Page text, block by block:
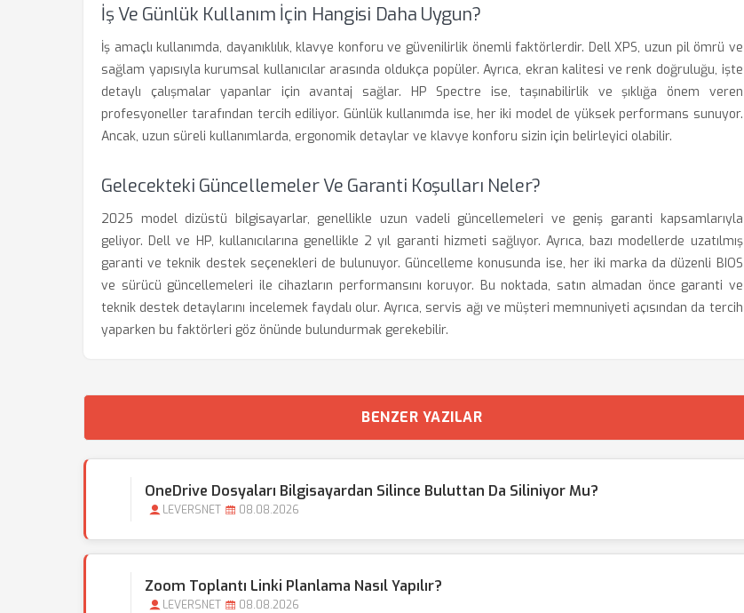
İş Ve Günlük Kullanım İçin Hangisi Daha Uygun?
İş amaçlı kullanımda, dayanıklılık, klavye konforu ve güvenilirlik önemli faktörlerdir. Dell XPS, uzun pil ömrü ve
sağlam yapısıyla kurumsal kullanıcılar arasında oldukça popüler. Ayrıca, ekran kalitesi ve renk doğruluğu, işte
detaylı çalışmalar yapanlar için avantaj sağlar. HP Spectre ise, taşınabilirlik ve şıklığa önem veren
profesyoneller tarafından tercih ediliyor. Günlük kullanımda ise, her iki model de yüksek performans sunuyor.
Ancak, uzun süreli kullanımlarda, ergonomik detaylar ve klavye konforu sizin için belirleyici olabilir.
Gelecekteki Güncellemeler Ve Garanti Koşulları Neler?
2025 model dizüstü bilgisayarlar, genellikle uzun vadeli güncellemeleri ve geniş garanti kapsamlarıyla
geliyor. Dell ve HP, kullanıcılarına genellikle 2 yıl garanti hizmeti sağlıyor. Ayrıca, bazı modellerde uzatılmış
garanti ve teknik destek seçenekleri de bulunuyor. Güncelleme konusunda ise, her iki marka da düzenli BIOS
ve sürücü güncellemeleri ile cihazların performansını koruyor. Bu noktada, satın almadan önce garanti ve
teknik destek detaylarını incelemek faydalı olur. Ayrıca, servis ağı ve müşteri memnuniyeti açısından da tercih
yaparken bu faktörleri göz önünde bulundurmak gerekebilir.
BENZER YAZILAR
OneDrive Dosyaları Bilgisayardan Silince Buluttan Da Siliniyor Mu?
LEVERSNET 08.08.2026
Zoom Toplantı Linki Planlama Nasıl Yapılır?
LEVERSNET 08.08.2026